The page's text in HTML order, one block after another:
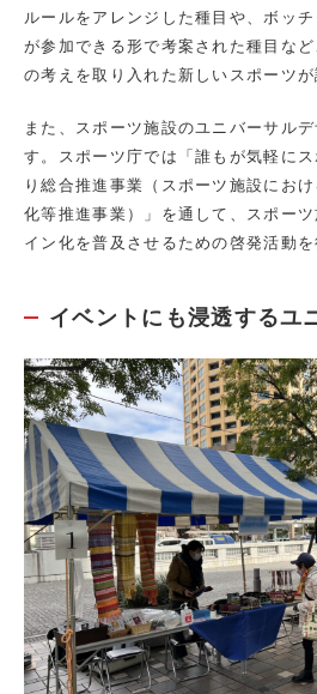
ルールをアレンジした種目や、ボッ
が参加できる形で考案された種目な
の考えを取り入れた新しいスポーツが
また、スポーツ施設のユニバーサル
す。スポーツ庁では「誰もが気軽に
り総合推進事業（スポーツ施設にお
化等推進事業）」を通して、スポー
イン化を普及させるための啓発活動を
イベントにも浸透するユ